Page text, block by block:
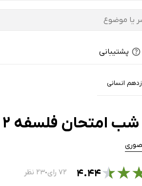
پشتیبانی
انسانی
فلسفه 2 - دوازدهم انسانی
★
★۴.۴۴ ۷۲ رای ●۲۳ نظر